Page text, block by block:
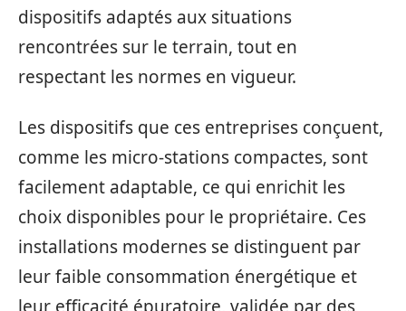
dispositifs adaptés aux situations
rencontrées sur le terrain, tout en
respectant les normes en vigueur.
Les dispositifs que ces entreprises conçuent,
comme les micro-stations compactes, sont
facilement adaptable, ce qui enrichit les
choix disponibles pour le propriétaire. Ces
installations modernes se distinguent par
leur faible consommation énergétique et
leur efficacité épuratoire, validée par des